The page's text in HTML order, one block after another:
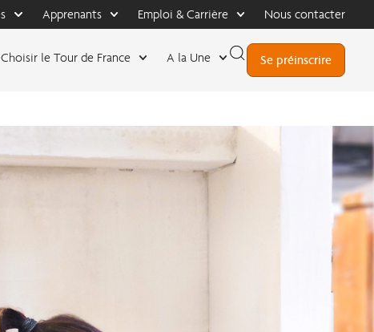
Apprenants Emploi & Carrière Nous contacter
Choisir le Tour de France A la Une Se préinscrire